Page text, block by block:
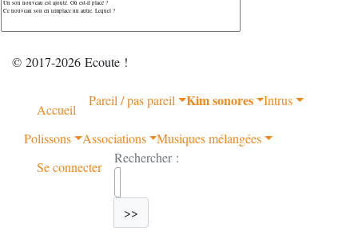
© 2017-2026 Ecoute !
Accueil
Pareil / pas pareil Kim sonores Intrus
Polissons Associations
Musiques mélangées
Se connecter
Rechercher :
>>